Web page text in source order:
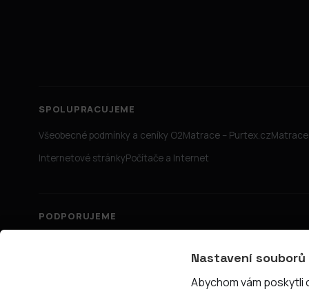
SPOLUPRACUJEME
Všeobecné podmínky a ceníky O2Matrace – Purtex.cz
Internetové stránkyPočítače a Internet
PODPORUJEME
© 2026 PřipojTo.cz — KUBE Units s.r.o., IČ 06731465
Nastavení
Abychom vám poskytli